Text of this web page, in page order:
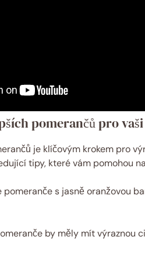
pomerančů pro
je klíčovým krokem pro
tipy, které vám pomohou
pomeranče s jasně oranžovou
by měly mít výraznou